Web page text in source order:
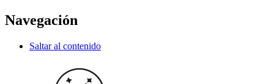
Navegación
Saltar al contenido